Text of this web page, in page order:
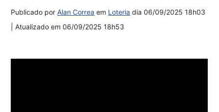
Publicado porAlan Correa em Loteria dia06/09/2025 18h03
| Atualizado em06/09/2025 18h53